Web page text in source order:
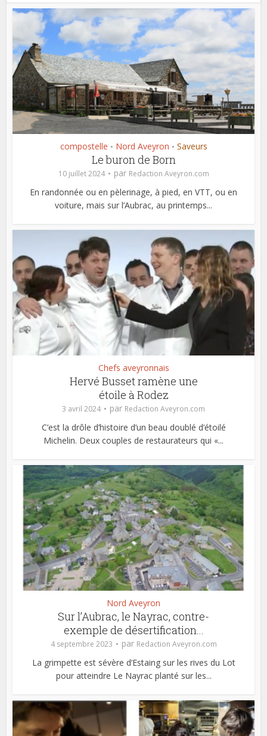
compostelle • Nord Aveyron • Saveurs
Le buron de Born
10 juillet 2024 par Redaction Aveyron.com
En randonnée ou en pèlerinage, à pied, en VTT, ou en
voiture, mais sur l’Aubrac, au printemps...
Chefs aveyronnais
Hervé Busset ramène une
étoile à Rodez
3 avril 2024 par Redaction Aveyron.com
C’est la drôle d’histoire d’un beau doublé d’étoilé
Michelin. Deux couples de restaurateurs qui «...
Nord Aveyron
Sur l’Aubrac, le Nayrac, contre-
exemple de désertification...
4 septembre 2023 par Redaction Aveyron.com
La grimpette est sévère d’Estaing sur les rives du Lot
pour atteindre Le Nayrac planté sur les...